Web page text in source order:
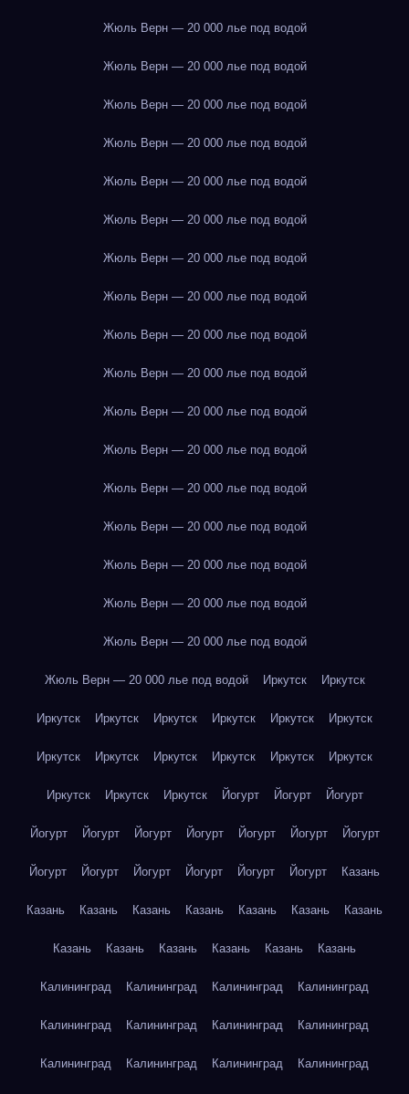
Жюль Верн — 20 000 лье под водой
Жюль Верн — 20 000 лье под водой
Жюль Верн — 20 000 лье под водой
Жюль Верн — 20 000 лье под водой
Жюль Верн — 20 000 лье под водой
Жюль Верн — 20 000 лье под водой
Жюль Верн — 20 000 лье под водой
Жюль Верн — 20 000 лье под водой
Жюль Верн — 20 000 лье под водой
Жюль Верн — 20 000 лье под водой
Жюль Верн — 20 000 лье под водой
Жюль Верн — 20 000 лье под водой
Жюль Верн — 20 000 лье под водой
Жюль Верн — 20 000 лье под водой
Жюль Верн — 20 000 лье под водой
Жюль Верн — 20 000 лье под водой
Жюль Верн — 20 000 лье под водой
Жюль Верн — 20 000 лье под водой Иркутск Иркутск
Иркутск Иркутск Иркутск Иркутск Иркутск Иркутск
Иркутск Иркутск Иркутск Иркутск Иркутск Иркутск
Иркутск Иркутск Иркутск Йогурт Йогурт Йогурт
Йогурт Йогурт Йогурт Йогурт Йогурт Йогурт Йогурт
Йогурт Йогурт Йогурт Йогурт Йогурт Йогурт Казань
Казань Казань Казань Казань Казань Казань Казань
Казань Казань Казань Казань Казань Казань
Калининград Калининград Калининград Калининград
Калининград Калининград Калининград Калининград
Калининград Калининград Калининград Калининград